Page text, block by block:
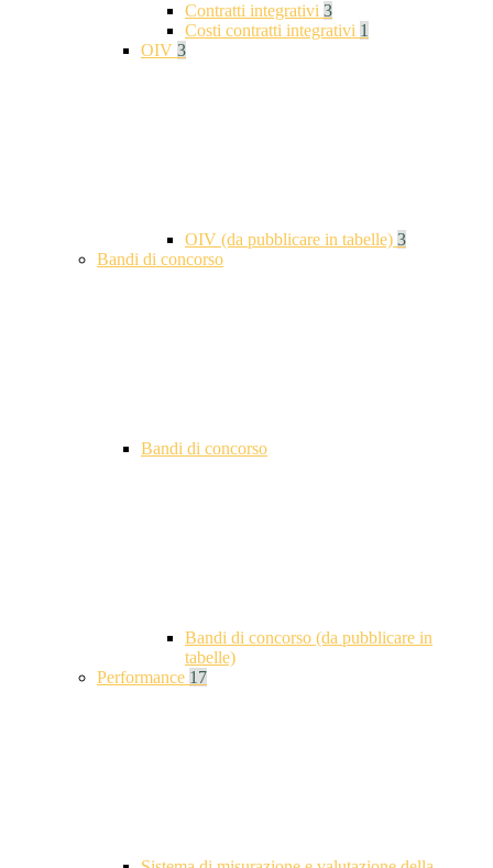
Contratti integrativi 3
Costi contratti integrativi 1
OIV 3
OIV (da pubblicare in tabelle) 3
Bandi di concorso
Bandi di concorso
Bandi di concorso (da pubblicare in
tabelle)
Performance 17